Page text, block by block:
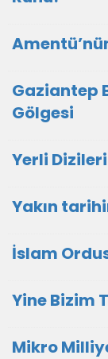
Gaziantep
Gölgesi
Yerli
Yakın
İslam
Yine Bizim
Mikro